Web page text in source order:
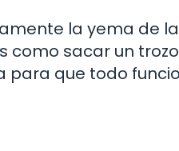
la yema de
como sacar un
que todo